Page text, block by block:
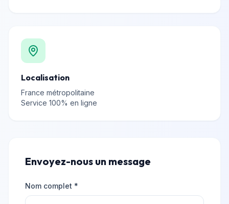
Localisation
France métropolitaine
Service 100% en ligne
Envoyez-nous un message
Nom complet *